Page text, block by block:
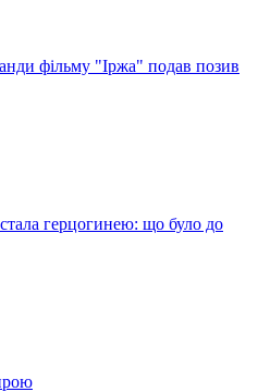
фільму "Іржа" подав позив
герцогинею: що було до